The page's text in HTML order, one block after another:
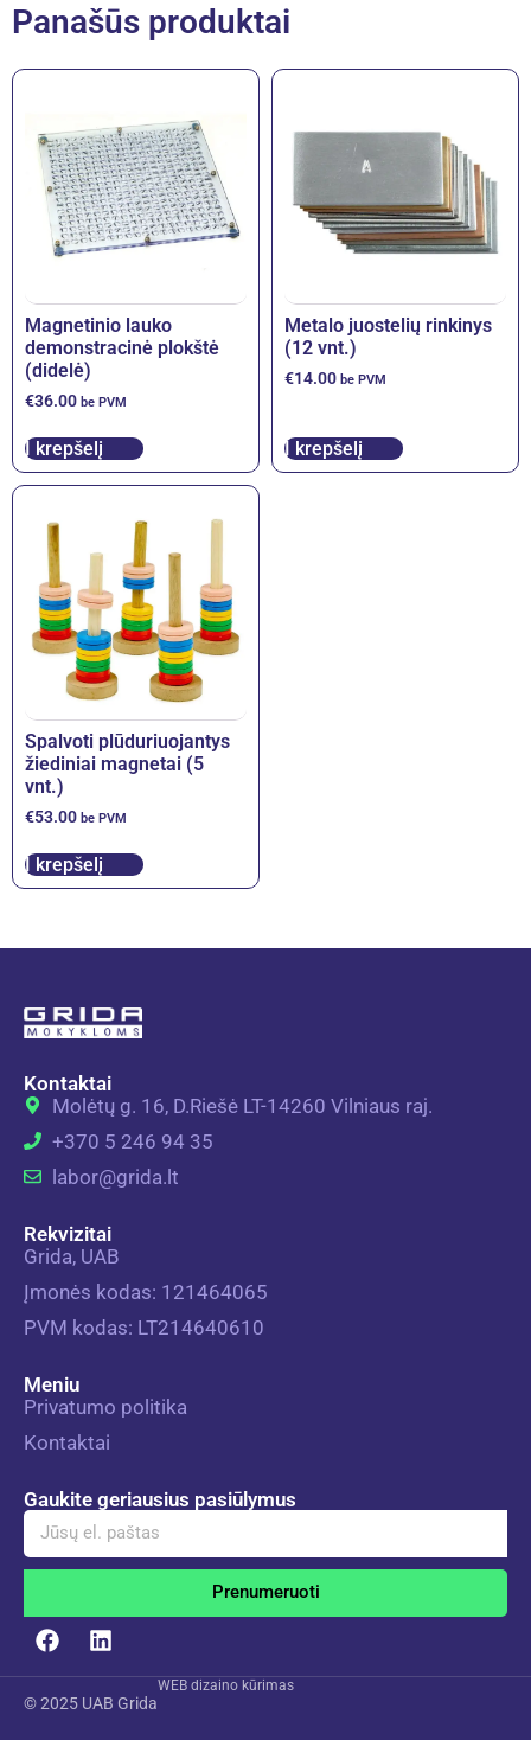
Panašūs produktai
Magnetinio lauko
demonstracinė plokštė
(didelė)
€36.00 be PVM
Į krepšelį
Metalo juostelių rinkinys
(12 vnt.)
€14.00 be PVM
Į krepšelį
Spalvoti plūduriuojantys
žiediniai magnetai (5
vnt.)
€53.00 be PVM
Į krepšelį
Kontaktai
Molėtų g. 16, D.Riešė LT-14260 Vilniaus raj.
+370 5 246 94 35
labor@grida.lt
Rekvizitai
Grida, UAB
Įmonės kodas: 121464065
PVM kodas: LT214640610
Meniu
Privatumo politika
Kontaktai
Gaukite geriausius pasiūlymus
Prenumeruoti
Alternative:
© 2025 UAB Grida
WEB dizaino kūrimas